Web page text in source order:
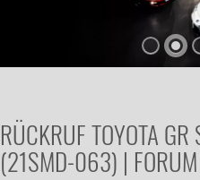
RÜCKRUF TOYOTA
(21SMD-063) | FORUM